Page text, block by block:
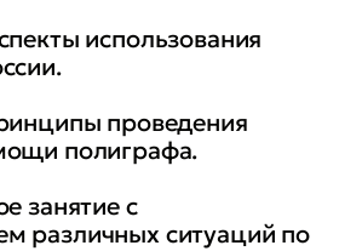
использования
проведения
полиграфа.
занятие с
различных ситуаций по